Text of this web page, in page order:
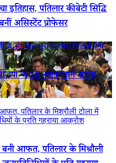
इतिहास, पतिलार की बेटी सिद्धि
असिस्टेंट प्रोफेसर
के 30 साल पुराने अभेद्य किले में सेंध
के 30 साल पुराने अभेद्य
पतिलार के मिश्रौली टोला में
के प्रति गहराया आक्रोश
आफत, पतिलार के मिश्रौली